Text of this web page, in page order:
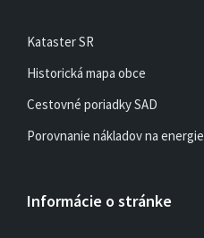
Kataster SR
Historická mapa obce
Cestovné poriadky SAD
Porovnanie nákladov na energie
Informácie o stránke